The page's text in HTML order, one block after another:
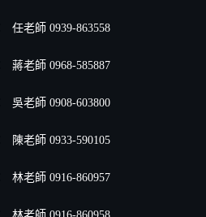
任老師 0939-863558
蔣老師 0968-585887
吳老師 0908-603800
陳老師 0933-590105
林老師 0916-860957